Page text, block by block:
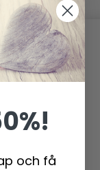
och få